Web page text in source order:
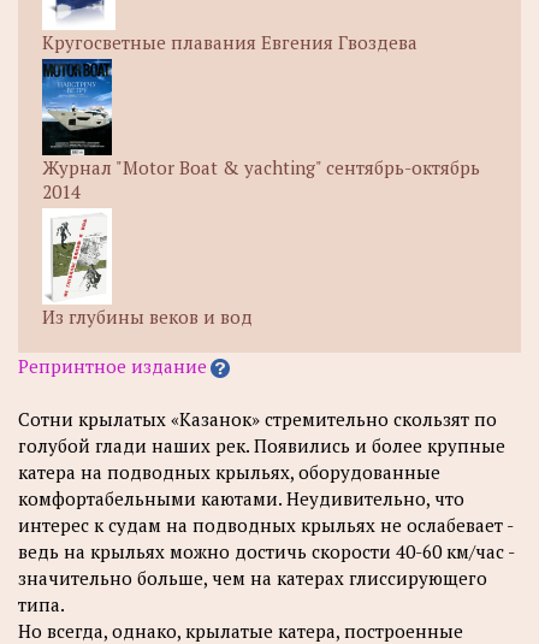
Кругосветные плавания Евгения Гвоздева
Журнал "Motor Boat & yachting" сентябрь-октябрь
2014
Из глубины веков и вод
Репринтное издание
Сотни крылатых «Казанок» стремительно скользят по
голубой глади наших рек. Появились и более крупные
катера на подводных крыльях, оборудованные
комфортабельными каютами. Неудивительно, что
интерес к судам на подводных крыльях не ослабевает -
ведь на крыльях можно достичь скорости 40-60 км/час -
значительно больше, чем на катерах глиссирующего
типа.
Но всегда, однако, крылатые катера, построенные